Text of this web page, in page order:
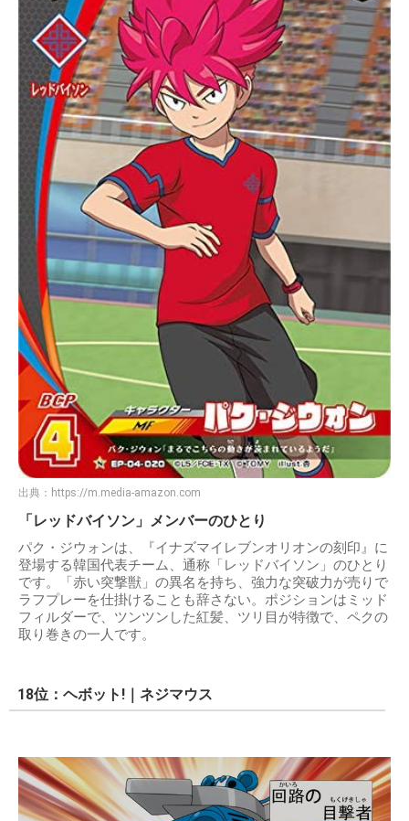
出典： https://m.media-amazon.com
「レッドバイソン」メンバーのひとり
パク・ジウォンは、『イナズマイレブンオリオンの刻印』に
登場する韓国代表チーム、通称「レッドバイソン」のひとり
です。「赤い突撃獣」の異名を持ち、強力な突破力が売りで
ラフプレーを仕掛けることも辞さない。ポジションはミッド
フィルダーで、ツンツンした紅髪、ツリ目が特徴で、ペクの
取り巻きの一人です。
18位：ヘボット!｜ネジマウス